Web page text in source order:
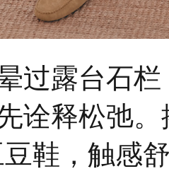
过露台石
诠释松弛
鞋，触感